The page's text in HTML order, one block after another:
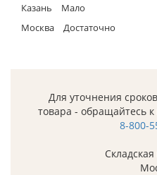
Казань
Мало
Москва
Достаточно
Для уточнения
товара - обращайтесь
8-800-